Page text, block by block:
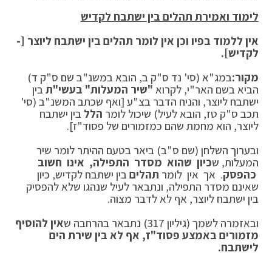
לימוד ואמירת תהלים בין ישתבח לקדיש
אין ללמוד בפיו וכן אין לומר תהלים בין ישתבח ליוצר [-
לקדיש].
מקור:במג"א (סי' נד ס"ק ב, הובא במשנ"ב שם ס"ק ד)
הביא בשם האר"י, לקרוא "שיר המעלות" בעשי"תבין
ישתבח ליוצר, והניח הדבר בצ"ע [ואף שכתב המשנ"ב (סי'
תכב ס"ק טז, הובא לעיל) שיכול לומר הלל בין ישתבח
ליוצר, הוא מחמת שהם כמזמורים של פסוד"ז].
ובערוך השלחן (שם ס"ב) ביאר בטעם ההיתר לומר שיר
המעלות, שכיון שהוא מסדר התפילה, אינו חשוב
כהפסק. אך אין לומר תהליםבין ישתבח לקדיש, כיון
שאינם מסדר התפילה, ונתבאר לעיל שנהגו שלא להפסיק
בין ישתבח ליוצר, אף לא לדבר מצוה.
ובאזמרה לשמך (גיליון 317) נתבאר בהרחבה ש
אין להוסיף
מזמורים באמצע פסוד"ז, אף לא בין שירת הים
לישתבח.